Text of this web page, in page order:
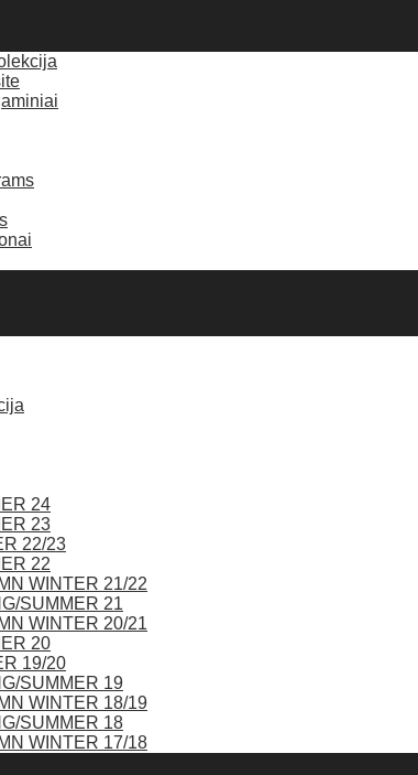
24
23
22/23
22
WINTER 21/22
SUMMER 21
WINTER 20/21
20
19/20
SUMMER 19
WINTER 18/19
SUMMER 18
WINTER 17/18